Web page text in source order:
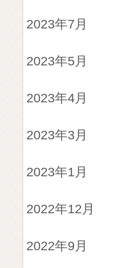
2023年7月
2023年5月
2023年4月
2023年3月
2023年1月
2022年12月
2022年9月